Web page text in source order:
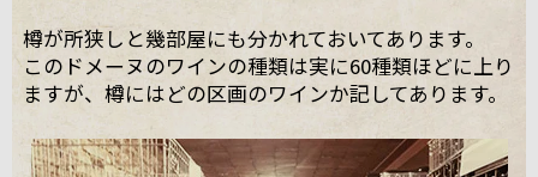
樽が所狭しと幾部屋にも分かれておいてあります。
このドメーヌのワインの種類は実に60種類ほどに上り
ますが、樽にはどの区画のワインか記してあります。